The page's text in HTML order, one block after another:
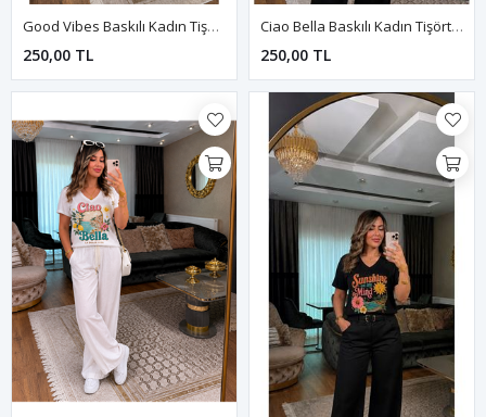
Good Vibes Baskılı Kadın Tişört-Beyaz
250,00 TL
Ciao Bella Baskılı Kadın Tişört-Siyah
250,00 TL